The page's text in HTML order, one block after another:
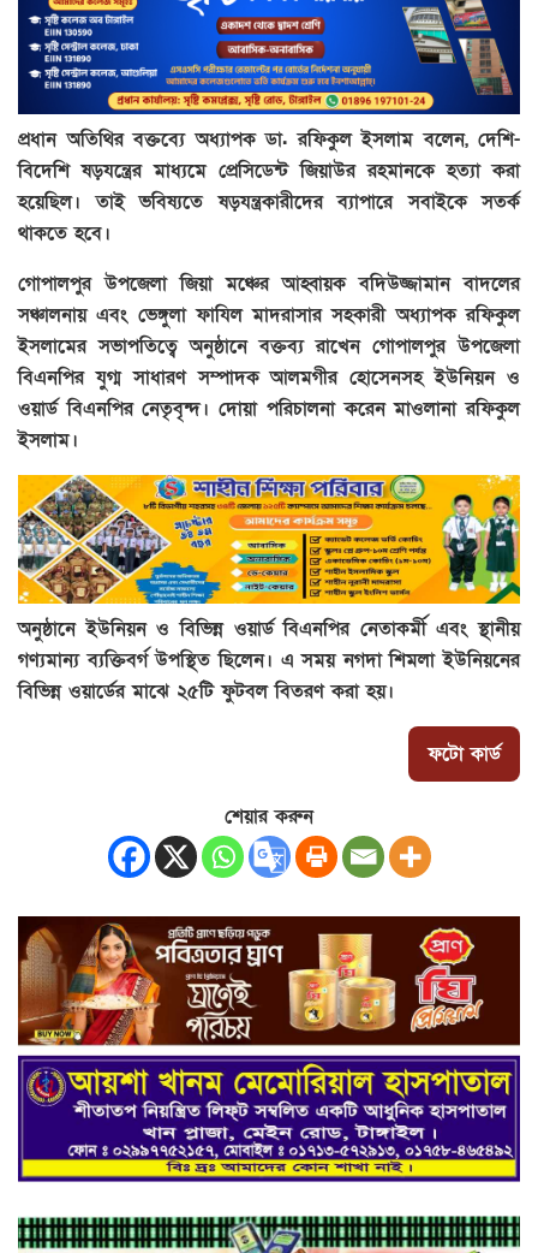
প্রধান অতিথির বক্তব্যে অধ্যাপক ডা. রফিকুল ইসলাম বলেন, দেশি-
বিদেশি ষড়যন্ত্রের মাধ্যমে প্রেসিডেন্ট জিয়াউর রহমানকে হত্যা করা
হয়েছিল। তাই ভবিষ্যতে ষড়যন্ত্রকারীদের ব্যাপারে সবাইকে সতর্ক
থাকতে হবে।
গোপালপুর উপজেলা জিয়া মঞ্চের আহ্বায়ক বদিউজ্জামান বাদলের
সঞ্চালনায় এবং ভেঙ্গুলা ফাযিল মাদরাসার সহকারী অধ্যাপক রফিকুল
ইসলামের সভাপতিত্বে অনুষ্ঠানে বক্তব্য রাখেন গোপালপুর উপজেলা
বিএনপির যুগ্ম সাধারণ সম্পাদক আলমগীর হোসেনসহ ইউনিয়ন ও
ওয়ার্ড বিএনপির নেতৃবৃন্দ। দোয়া পরিচালনা করেন মাওলানা রফিকুল
ইসলাম।
অনুষ্ঠানে ইউনিয়ন ও বিভিন্ন ওয়ার্ড বিএনপির নেতাকর্মী এবং স্থানীয়
গণ্যমান্য ব্যক্তিবর্গ উপস্থিত ছিলেন। এ সময় নগদা শিমলা ইউনিয়নের
বিভিন্ন ওয়ার্ডের মাঝে ২৫টি ফুটবল বিতরণ করা হয়।
ফটো কার্ড
শেয়ার করুন